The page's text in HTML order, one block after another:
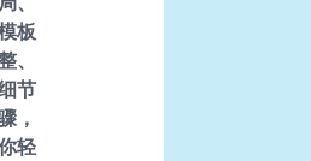
板
、
节
，
轻